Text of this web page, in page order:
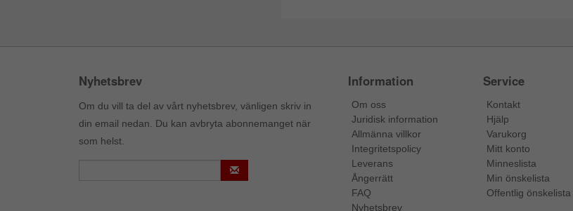
Nyhetsbrev
Om du vill ta del av vårt nyhetsbrev, vänligen skriv in
din email nedan. Du kan avbryta abonnemanget när
som helst.
Information
Om oss
Juridisk information
Allmänna villkor
Integritetspolicy
Leverans
Ångerrätt
FAQ
Nyhetsbrev
Service
Kontakt
Hjälp
Varukorg
Mitt konto
Minneslista
Min önskelista
Offentlig önskelista